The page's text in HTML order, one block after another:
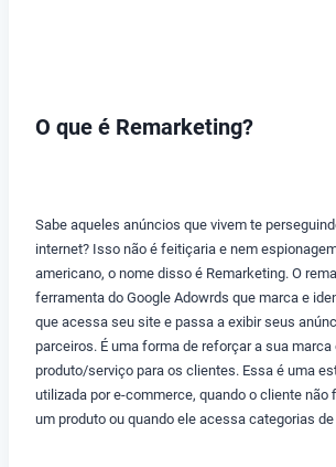
O que é Remarketing?
Sabe aqueles anúncios que vivem te
internet? Isso não é feitiçaria e nem
americano, o nome disso é Remarketing. O
ferramenta do Google Adowrds que marca e
que acessa seu site e passa a exibir seus
parceiros. É uma forma de reforçar a sua marca
produto/serviço para os clientes. Essa é uma
utilizada por e-commerce, quando o cliente não
um produto ou quando ele acessa categorias